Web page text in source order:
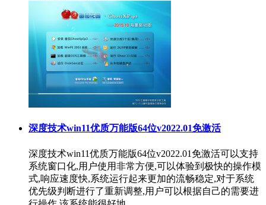
深度技术win11优质万能版64位v2022.01免激活
深度技术win11优质万能版64位v2022.01免激活可以支持
系统窗口化,用户使用非常方便,可以体验到极快的操作模
式,响应速度快,系统运行起来更加的流畅稳定,对于系统
优先级判断进行了重新调整,用户可以根据自己的需要进